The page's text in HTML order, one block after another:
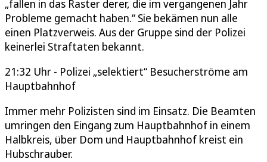
„fallen in das Raster derer, die im vergangenen Jahr
Probleme gemacht haben.“ Sie bekämen nun alle
einen Platzverweis. Aus der Gruppe sind der Polizei
keinerlei Straftaten bekannt.
21:32 Uhr - Polizei „selektiert“ Besucherströme am
Hauptbahnhof
Immer mehr Polizisten sind im Einsatz. Die Beamten
umringen den Eingang zum Hauptbahnhof in einem
Halbkreis, über Dom und Hauptbahnhof kreist ein
Hubschrauber.